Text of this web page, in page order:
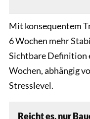
Mit konsequentem
6 Wochen mehr
Sichtbare Definition
Wochen, abhängig
Stresslevel.
Reicht es, nur